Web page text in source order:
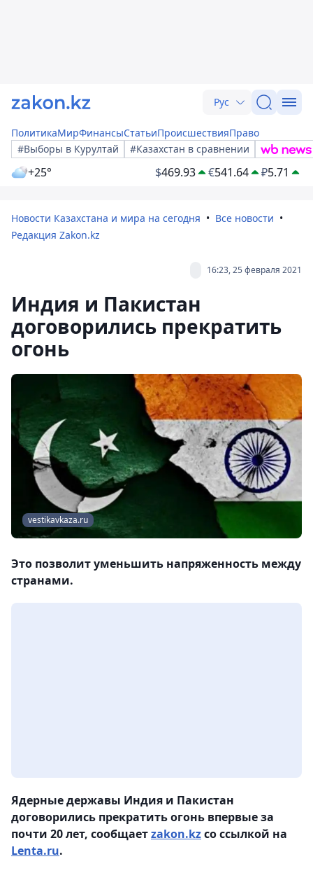
Рус
ПолитикаМирФинансыСтатьиПроисшествияПраво
#Выборы в Курултай
#Казахстан в сравнении
+25° $469.93 €541.64 ₽5.71
Новости Казахстана и мира на сегодня
Все новости
Редакция Zakon.kz
16:23, 25 февраля 2021
Индия и Пакистан
договорились прекратить
огонь
vestikavkaza.ru
Это позволит уменьшить напряженность между
странами.
Ядерные державы Индия и Пакистан
договорились прекратить огонь впервые за
почти 20 лет, сообщаетzakon.kzсо ссылкой на
Lenta.ru.